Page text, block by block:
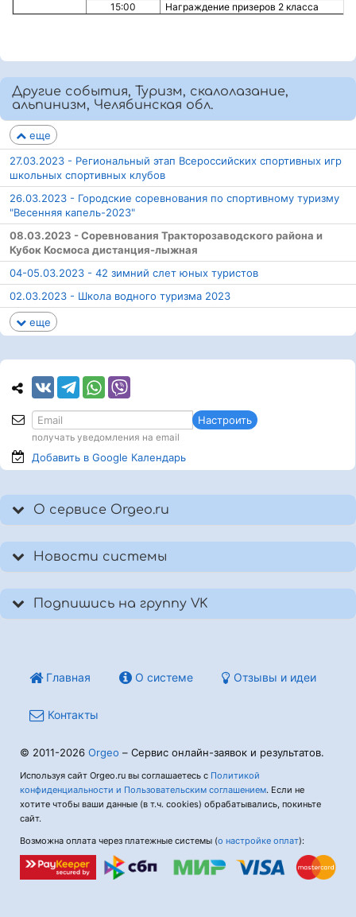
15:00
Награждение призеров 2 класса
Другие события, Туризм, скалолазание,
альпинизм, Челябинская обл.
еще
27.03.2023 - Региональный этап Всероссийских спортивных игр
школьных спортивных клубов
26.03.2023 - Городские соревнования по спортивному туризму
"Весенняя капель-2023"
08.03.2023 - Соревнования Тракторозаводского района и
Кубок Космоса дистанция-лыжная
04-05.03.2023 - 42 зимний слет юных туристов
02.03.2023 - Школа водного туризма 2023
еще
Настроить
получать уведомления на email
Добавить в Google Календарь
О сервисе Orgeo.ru
Новости системы
Подпишись на группу VK
Главная О системе Отзывы и идеи
Контакты
© 2011-2026 Orgeo – Сервис онлайн-заявок и результатов.
Используя сайт Orgeo.ru вы соглашаетесь с Политикой
конфиденциальности и Пользовательским соглашением. Если не
хотите чтобы ваши данные (в т.ч. cookies) обрабатывались, покиньте
сайт.
Возможна оплата через платежные системы (о настройке оплат):